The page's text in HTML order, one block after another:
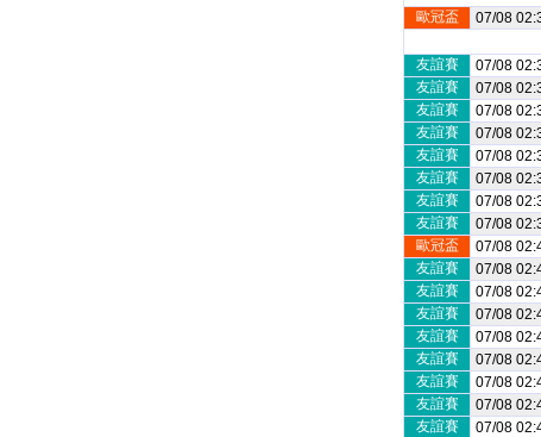
歐冠盃
07/08
友誼賽
07/08
友誼賽
07/08
友誼賽
07/08
友誼賽
07/08
友誼賽
07/08
友誼賽
07/08
友誼賽
07/08
友誼賽
07/08
歐冠盃
07/08
友誼賽
07/08
友誼賽
07/08
友誼賽
07/08
友誼賽
07/08
友誼賽
07/08
友誼賽
07/08
友誼賽
07/08
友誼賽
07/08